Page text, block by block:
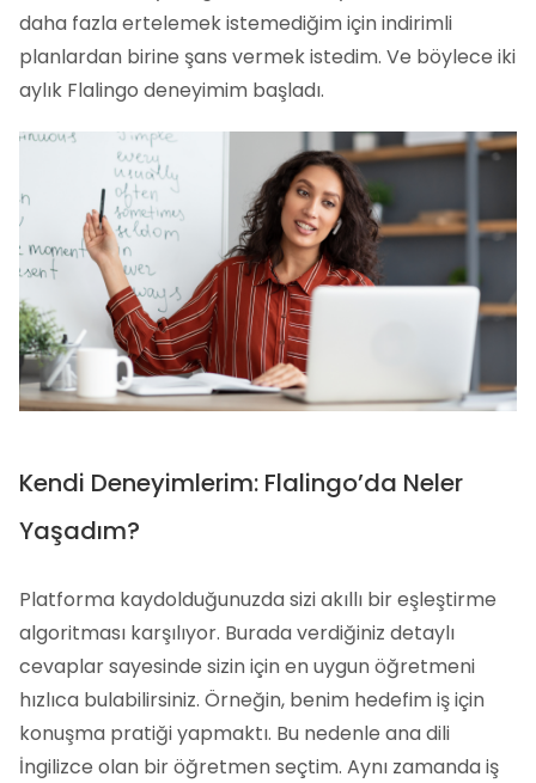
daha fazla ertelemek istemediğim için indirimli
planlardan birine şans vermek istedim. Ve böylece iki
aylık Flalingo deneyimim başladı.
Kendi Deneyimlerim: Flalingo’da Neler
Yaşadım?
Platforma kaydolduğunuzda sizi akıllı bir eşleştirme
algoritması karşılıyor. Burada verdiğiniz detaylı
cevaplar sayesinde sizin için en uygun öğretmeni
hızlıca bulabilirsiniz. Örneğin, benim hedefim iş için
konuşma pratiği yapmaktı. Bu nedenle ana dili
İngilizce olan bir öğretmen seçtim. Aynı zamanda iş